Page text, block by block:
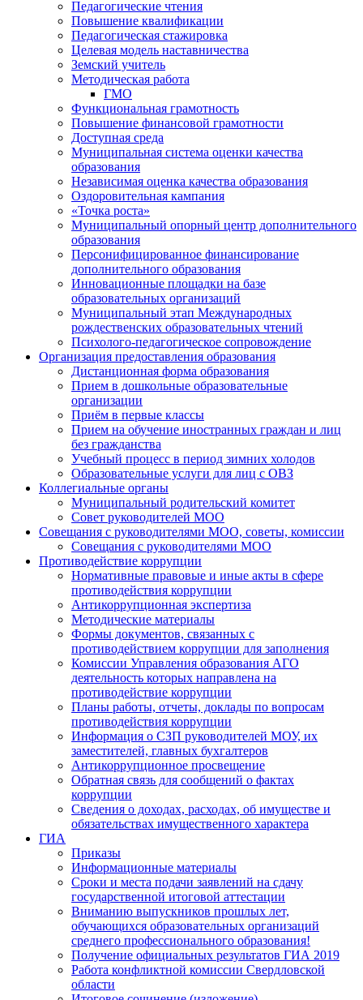
Педагогические чтения
Повышение квалификации
Педагогическая стажировка
Целевая модель наставничества
Земский учитель
Методическая работа
ГМО
Функциональная грамотность
Повышение финансовой грамотности
Доступная среда
Муниципальная система оценки качества
образования
Независимая оценка качества образования
Оздоровительная кампания
«Точка роста»
Муниципальный опорный центр дополнительного
образования
Персонифицированное финансирование
дополнительного образования
Инновационные площадки на базе
образовательных организаций
Муниципальный этап Международных
рождественских образовательных чтений
Психолого-педагогическое сопровождение
Организация предоставления образования
Дистанционная форма образования
Прием в дошкольные образовательные
организации
Приём в первые классы
Прием на обучение иностранных граждан и лиц
без гражданства
Учебный процесс в период зимних холодов
Образовательные услуги для лиц с ОВЗ
Коллегиальные органы
Муниципальный родительский комитет
Совет руководителей МОО
Совещания с руководителями МОО, советы, комиссии
Совещания с руководителями МОО
Противодействие коррупции
Нормативные правовые и иные акты в сфере
противодействия коррупции
Антикоррупционная экспертиза
Методические материалы
Формы документов, связанных с
противодействием коррупции для заполнения
Комиссии Управления образования АГО
деятельность которых направлена на
противодействие коррупции
Планы работы, отчеты, доклады по вопросам
противодействия коррупции
Информация о СЗП руководителей МОУ, их
заместителей, главных бухгалтеров
Антикоррупционное просвещение
Обратная связь для сообщений о фактах
коррупции
Сведения о доходах, расходах, об имуществе и
обязательствах имущественного характера
ГИА
Приказы
Информационные материалы
Сроки и места подачи заявлений на сдачу
государственной итоговой аттестации
Вниманию выпускников прошлых лет,
обучающихся образовательных организаций
среднего профессионального образования!
Получение официальных результатов ГИА 2019
Работа конфликтной комиссии Свердловской
области